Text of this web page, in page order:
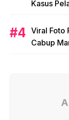
Kasus
Viral Foto
Cabup